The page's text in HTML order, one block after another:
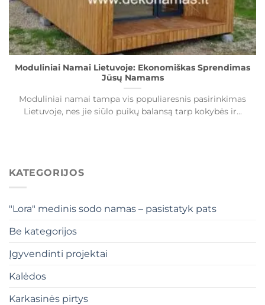
Moduliniai Namai Lietuvoje: Ekonomiškas Sprendimas
Jūsų Namams
Moduliniai namai tampa vis populiaresnis pasirinkimas
Lietuvoje, nes jie siūlo puikų balansą tarp kokybės ir...
KATEGORIJOS
"Lora" medinis sodo namas – pasistatyk pats
Be kategorijos
Įgyvendinti projektai
Kalėdos
Karkasinės pirtys